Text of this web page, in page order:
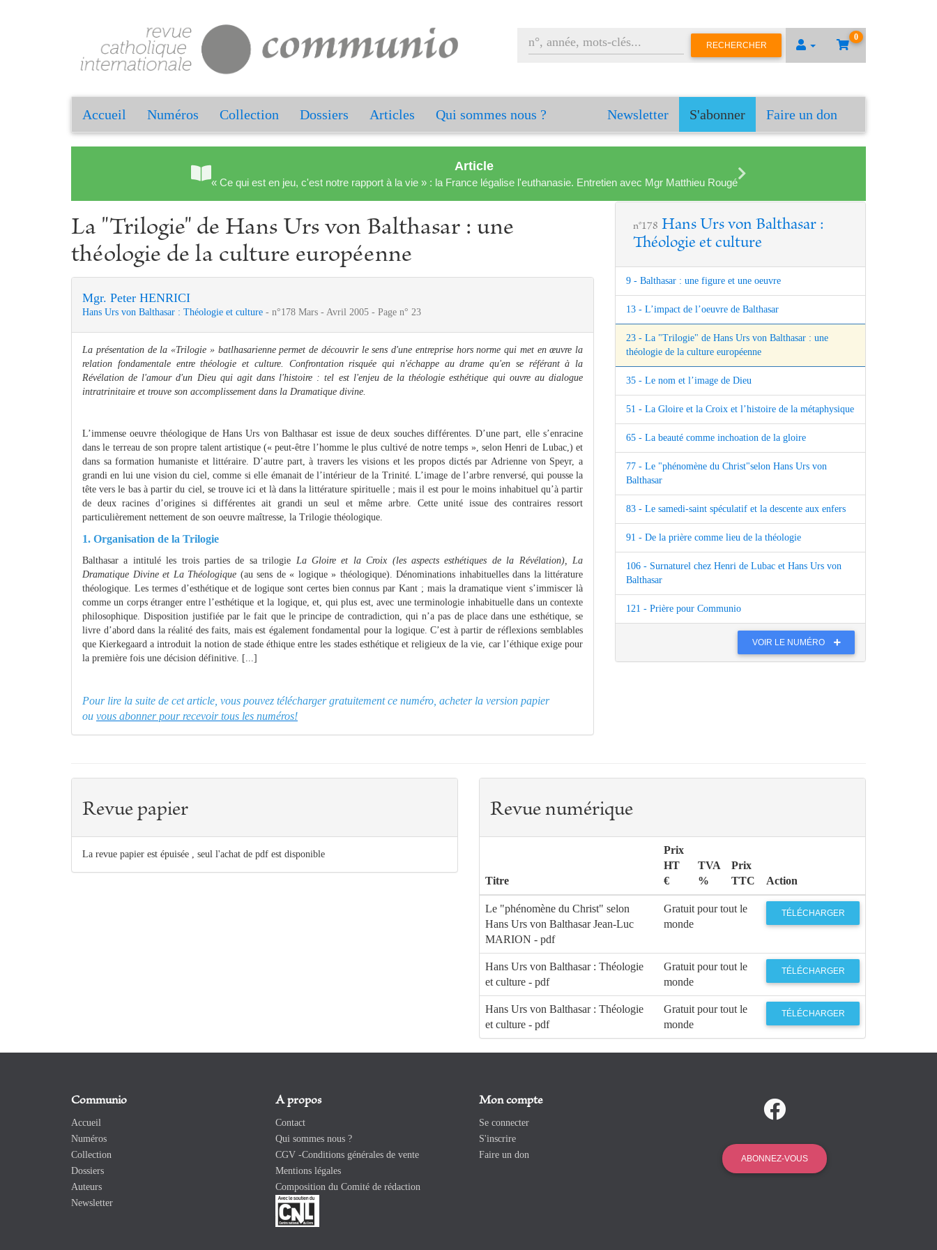
0
RECHERCHER
Accueil Numéros Collection Dossiers Articles Qui sommes nous ? Newsletter S'abonner Faire un don
Article
« Ce qui est en jeu, c'est notre rapport à la vie » : la France légalise l'euthanasie. Entretien avec Mgr Matthieu Rougé
La "Trilogie" de Hans Urs von Balthasar : une
théologie de la culture européenne
Mgr. Peter HENRICI
Hans Urs von Balthasar : Théologie et culture - n°178 Mars - Avril 2005 - Page n° 23
La présentation de la «Trilogie » batlhasarienne permet de découvrir le sens d'une entreprise hors norme qui met en œuvre la
relation fondamentale entre théologie et culture. Confrontation risquée qui n'échappe au drame qu'en se référant à la
Révélation de l'amour d'un Dieu qui agit dans l'histoire : tel est l'enjeu de la théologie esthétique qui ouvre au dialogue
intratrinitaire et trouve son accomplissement dans la Dramatique divine.
L’immense oeuvre théologique de Hans Urs von Balthasar est issue de deux souches différentes. D’une part, elle s’enracine
dans le terreau de son propre talent artistique (« peut-être l’homme le plus cultivé de notre temps », selon Henri de Lubac,) et
dans sa formation humaniste et littéraire. D’autre part, à travers les visions et les propos dictés par Adrienne von Speyr, a
grandi en lui une vision du ciel, comme si elle émanait de l’intérieur de la Trinité. L’image de l’arbre renversé, qui pousse la
tête vers le bas à partir du ciel, se trouve ici et là dans la littérature spirituelle ; mais il est pour le moins inhabituel qu’à partir
de deux racines d’origines si différentes ait grandi un seul et même arbre. Cette unité issue des contraires ressort
particulièrement nettement de son oeuvre maîtresse, la Trilogie théologique.
1. Organisation de la Trilogie
Balthasar a intitulé les trois parties de sa trilogie La Gloire et la Croix (les aspects esthétiques de la Révélation), La
Dramatique Divine et La Théologique (au sens de « logique » théologique). Dénominations inhabituelles dans la littérature
théologique. Les termes d’esthétique et de logique sont certes bien connus par Kant ; mais la dramatique vient s’immiscer là
comme un corps étranger entre l’esthétique et la logique, et, qui plus est, avec une terminologie inhabituelle dans un contexte
philosophique. Disposition justifiée par le fait que le principe de contradiction, qui n’a pas de place dans une esthétique, se
livre d’abord dans la réalité des faits, mais est également fondamental pour la logique. C’est à partir de réflexions semblables
que Kierkegaard a introduit la notion de stade éthique entre les stades esthétique et religieux de la vie, car l’éthique exige pour
la première fois une décision définitive. [...]
Pour lire la suite de cet article, vous pouvez télécharger gratuitement ce numéro, acheter la version papier
ou vous abonner pour recevoir tous les numéros!
n°178 Hans Urs von Balthasar :
Théologie et culture
9 - Balthasar : une figure et une oeuvre
13 - L’impact de l’oeuvre de Balthasar
23 - La "Trilogie" de Hans Urs von Balthasar : une
théologie de la culture européenne
35 - Le nom et l’image de Dieu
51 - La Gloire et la Croix et l’histoire de la métaphysique
65 - La beauté comme inchoation de la gloire
77 - Le "phénomène du Christ"selon Hans Urs von
Balthasar
83 - Le samedi-saint spéculatif et la descente aux enfers
91 - De la prière comme lieu de la théologie
106 - Surnaturel chez Henri de Lubac et Hans Urs von
Balthasar
121 - Prière pour Communio
VOIR LE NUMÉRO
Revue papier
La revue papier est épuisée , seul l'achat de pdf est disponible
Revue numérique
Titre
Prix
HT
€
TVA
%
Prix
TTC
Action
Le "phénomène du Christ" selon
Hans Urs von Balthasar Jean-Luc
MARION - pdf
Gratuit pour tout le
monde
TÉLÉCHARGER
Hans Urs von Balthasar : Théologie
et culture - pdf
Gratuit pour tout le
monde
TÉLÉCHARGER
Hans Urs von Balthasar : Théologie
et culture - pdf
Gratuit pour tout le
monde
TÉLÉCHARGER
Communio
Accueil
Numéros
Collection
Dossiers
Auteurs
Newsletter
A propos
Contact
Qui sommes nous ?
CGV -Conditions générales de vente
Mentions légales
Composition du Comité de rédaction
Mon compte
Se connecter
S'inscrire
Faire un don
ABONNEZ-VOUS